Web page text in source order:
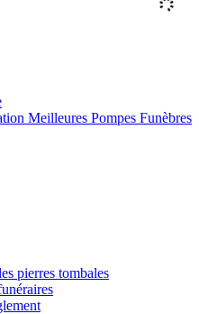
Meilleures Pompes Funèbres
pierres tombales